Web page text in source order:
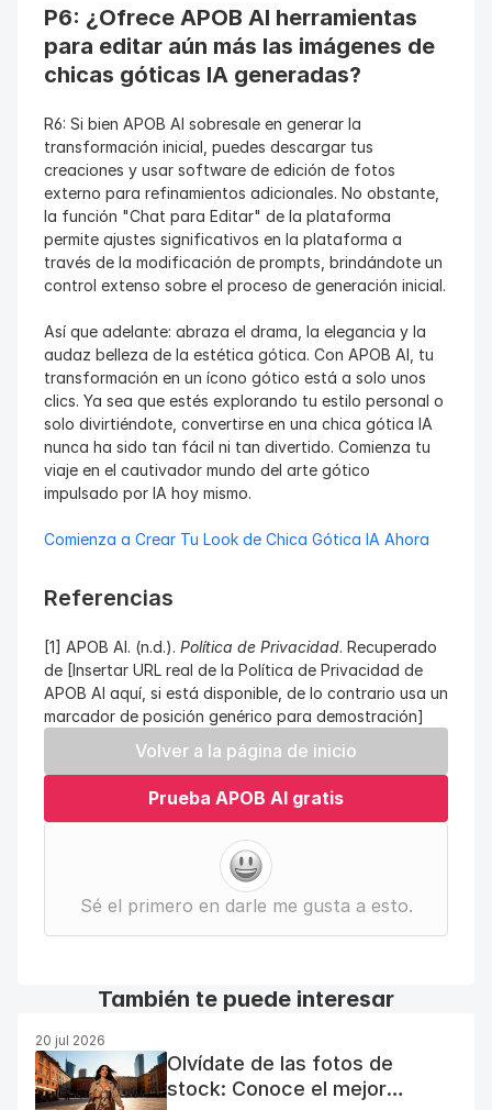
P6: ¿Ofrece APOB AI herramientas
para editar aún más las imágenes de
chicas góticas IA generadas?
R6: Si bien APOB AI sobresale en generar la
transformación inicial, puedes descargar tus
creaciones y usar software de edición de fotos
externo para refinamientos adicionales. No obstante,
la función "Chat para Editar" de la plataforma
permite ajustes significativos en la plataforma a
través de la modificación de prompts, brindándote un
control extenso sobre el proceso de generación inicial.
Así que adelante: abraza el drama, la elegancia y la
audaz belleza de la estética gótica. Con APOB AI, tu
transformación en un ícono gótico está a solo unos
clics. Ya sea que estés explorando tu estilo personal o
solo divirtiéndote, convertirse en una chica gótica IA
nunca ha sido tan fácil ni tan divertido. Comienza tu
viaje en el cautivador mundo del arte gótico
impulsado por IA hoy mismo.
Comienza a Crear Tu Look de Chica Gótica IA Ahora
Referencias
[1] APOB AI. (n.d.). Política de Privacidad. Recuperado
de [Insertar URL real de la Política de Privacidad de
APOB AI aquí, si está disponible, de lo contrario usa un
marcador de posición genérico para demostración]
Volver a la página de inicio
Prueba APOB AI gratis
Sé el primero en darle me gusta a esto.
También te puede interesar
20 jul 2026
Olvídate de las fotos de
stock: Conoce el mejor